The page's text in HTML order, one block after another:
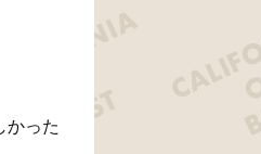
かった